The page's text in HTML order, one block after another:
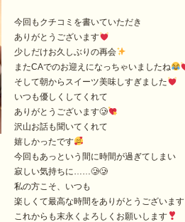
今回もクチコミを書いていただき
ありがとうございます
少しだけお久しぶりの再会
またCAでのお迎えになっちゃいましたね
そして朝からスイーツ美味しすぎました
いつも優しくしてくれて
ありがとうございます🥲
沢山お話も聞いてくれて
嬉しかったです
今回もあっという間に時間が過ぎてしまい
寂しい気持ちに……🥲🥲
私の方こそ、いつも
楽しくて最高な時間をありがとうございます
これからも末永くよろしくお願いします